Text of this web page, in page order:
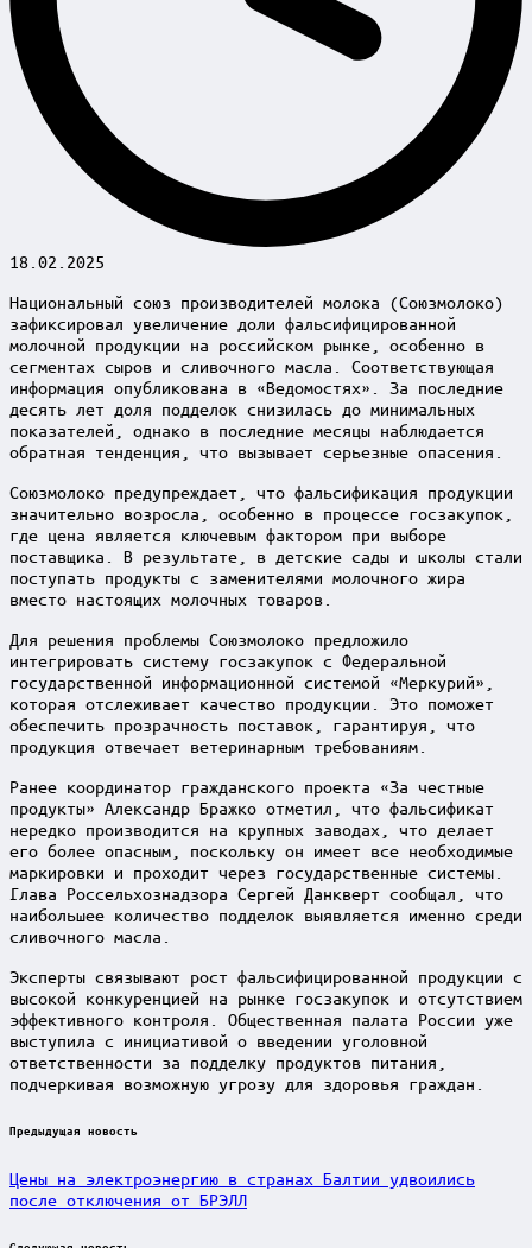
18.02.2025
Национальный союз производителей молока (Союзмолоко)
зафиксировал увеличение доли фальсифицированной
молочной продукции на российском рынке, особенно в
сегментах сыров и сливочного масла. Соответствующая
информация опубликована в «Ведомостях». За последние
десять лет доля подделок снизилась до минимальных
показателей, однако в последние месяцы наблюдается
обратная тенденция, что вызывает серьезные опасения.
Союзмолоко предупреждает, что фальсификация продукции
значительно возросла, особенно в процессе госзакупок,
где цена является ключевым фактором при выборе
поставщика. В результате, в детские сады и школы стали
поступать продукты с заменителями молочного жира
вместо настоящих молочных товаров.
Для решения проблемы Союзмолоко предложило
интегрировать систему госзакупок с Федеральной
государственной информационной системой «Меркурий»,
которая отслеживает качество продукции. Это поможет
обеспечить прозрачность поставок, гарантируя, что
продукция отвечает ветеринарным требованиям.
Ранее координатор гражданского проекта «За честные
продукты» Александр Бражко отметил, что фальсификат
нередко производится на крупных заводах, что делает
его более опасным, поскольку он имеет все необходимые
маркировки и проходит через государственные системы.
Глава Россельхознадзора Сергей Данкверт сообщал, что
наибольшее количество подделок выявляется именно среди
сливочного масла.
Эксперты связывают рост фальсифицированной продукции с
высокой конкуренцией на рынке госзакупок и отсутствием
эффективного контроля. Общественная палата России уже
выступила с инициативой о введении уголовной
ответственности за подделку продуктов питания,
подчеркивая возможную угрозу для здоровья граждан.
Post
Предыдущая новость
Цены на электроэнергию в странах Балтии удвоились
после отключения от БРЭЛЛ